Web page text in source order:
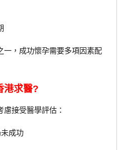
，成功懷孕需要多項因素配
港求醫?
接受醫學評估：
成功